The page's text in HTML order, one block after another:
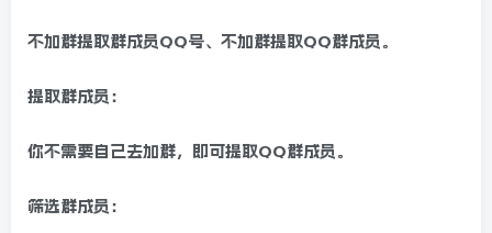
不加群提取群成员QQ号、不加群提取QQ群成员。
提取群成员：
你不需要自己去加群，即可提取QQ群成员。
筛选群成员：